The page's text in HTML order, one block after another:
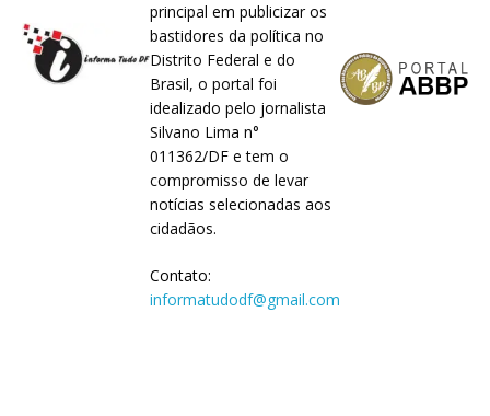
principal em publicizar os
bastidores da política no
Distrito Federal e do
Brasil, o portal foi
idealizado pelo jornalista
Silvano Lima n°
011362/DF e tem o
compromisso de levar
notícias selecionadas aos
cidadãos.
Contato:
informatudodf@gmail.com